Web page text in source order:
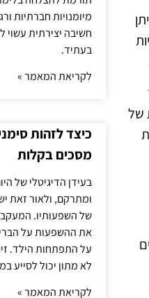
של
מיומנויות חברתיות
חשיבה יצירתית עשוי
בעתיד.
לקריאת המאמר »
כיצד לזהות
מסכים בקלות
בעידן הדיגיטלי של
ומתרקם, ולאור זאת
של השפעותיו. המעקב
את ההשפעות על
על התפתחות הילד.
לא מתון יכול לסייע
לקריאת המאמר »